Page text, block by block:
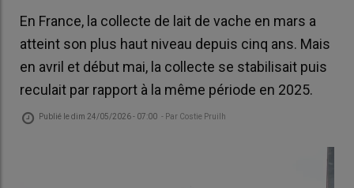
En France, la collecte de lait de vache en mars a
atteint son plus haut niveau depuis cinq ans. Mais
en avril et début mai, la collecte se stabilisait puis
reculait par rapport à la même période en 2025.
Publié ledim 24/05/2026 - 07:00 - Par Costie Pruilh